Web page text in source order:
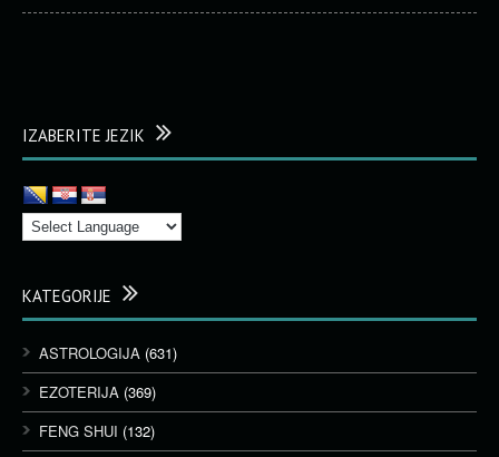
IZABERITE JEZIK
KATEGORIJE
ASTROLOGIJA (631)
EZOTERIJA (369)
FENG SHUI (132)